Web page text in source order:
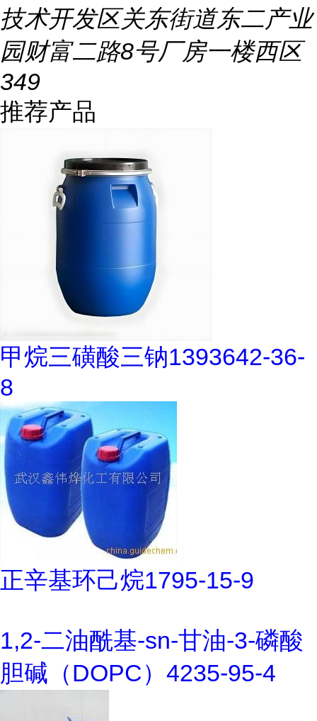
技术开发区关东街道东二产业
园财富二路8号厂房一楼西区
349
推荐产品
甲烷三磺酸三钠1393642-36-
8
正辛基环己烷1795-15-9
1,2-二油酰基-sn-甘油-3-磷酸
胆碱（DOPC）4235-95-4